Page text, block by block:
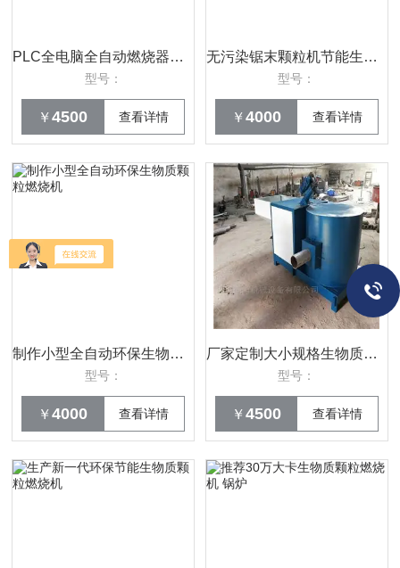
PLC全电脑全自动燃烧器生物质颗粒燃烧机
型号：
￥4500 查看详情
无污染锯末颗粒机节能生物质 颗粒燃烧机
型号：
￥4000 查看详情
制作小型全自动环保生物质颗粒燃烧机
型号：
￥4000 查看详情
厂家定制大小规格生物质燃烧机燃油燃煤锅炉
型号：
￥4500 查看详情